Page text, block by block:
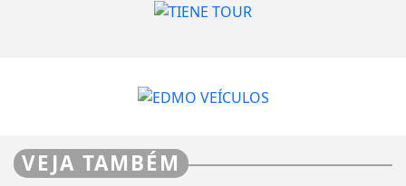
VEJA TAMBÉM